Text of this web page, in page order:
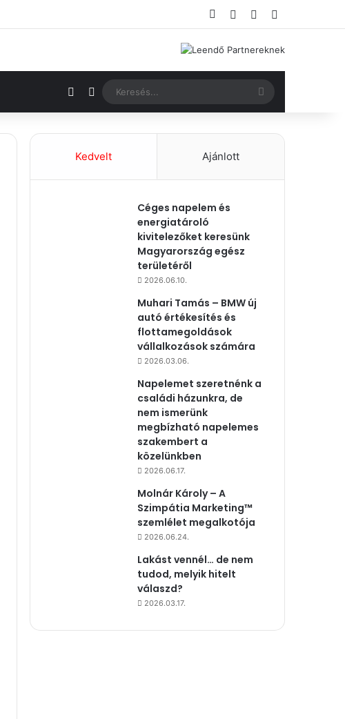
FacebookBejelentkezés
Véletlenszerű
Véletlenszerű cikk
Switch skin
Kedvelt Ajánlott
Céges napelem és
energiatároló
kivitelezőket keresünk
Magyarország egész
területéről
2026.06.10.
Muhari Tamás – BMW új
autó értékesítés és
flottamegoldások
vállalkozások számára
2026.03.06.
Napelemet szeretnénk a
családi házunkra, de
nem ismerünk
megbízható napelemes
szakembert a
közelünkben
2026.06.17.
Molnár Károly – A
Szimpátia Marketing™
szemlélet megalkotója
2026.06.24.
Lakást vennél… de nem
tudod, melyik hitelt
válaszd?
2026.03.17.